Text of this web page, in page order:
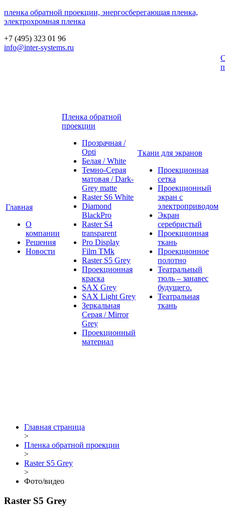
пленка обратной проекции, энергосберегающая пленка,
электрохромная пленка
+7 (495) 323 01 96
info@inter-systems.ru
Главная
О
компании
Решения
Новости
Пленка обратной
проекции
Прозрачная /
Opti
Белая / White
Темно-Серая
матовая / Dark-
Grey matte
Raster S6 White
Diamond
BlackPro
Raster S4
transparent
Pro Display
Film ТМk
Raster S5 Grey
Проекционная
краска
SAX Grey
SAX Light Grey
Зеркальная
Серая / Mirror
Grey
Проекционный
материал
Ткани для экранов
Проекционная
сетка
Проекционный
экран с
электроприводом
Экран
серебристый
Проекционная
ткань
Проекционное
полотно
Театральный
тюль – занавес
будущего.
Театральная
ткань
Главная страница
>
Пленка обратной проекции
>
Raster S5 Grey
>
Фото/видео
Raster S5 Grey